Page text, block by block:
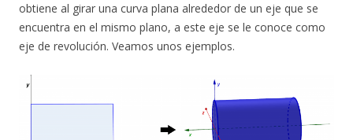
obtiene al girar una curva plana alrededor de un eje que se
encuentra en el mismo plano, a este eje se le conoce como
eje de revolución. Veamos unos ejemplos.